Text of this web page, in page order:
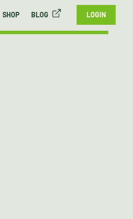
SHOP BLOG LOGIN